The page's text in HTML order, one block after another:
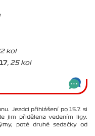
kol
, 25 kol
Jezdci přihlášení po 15.7. si
jim přidělena vedením ligy.
poté druhé sedačky od